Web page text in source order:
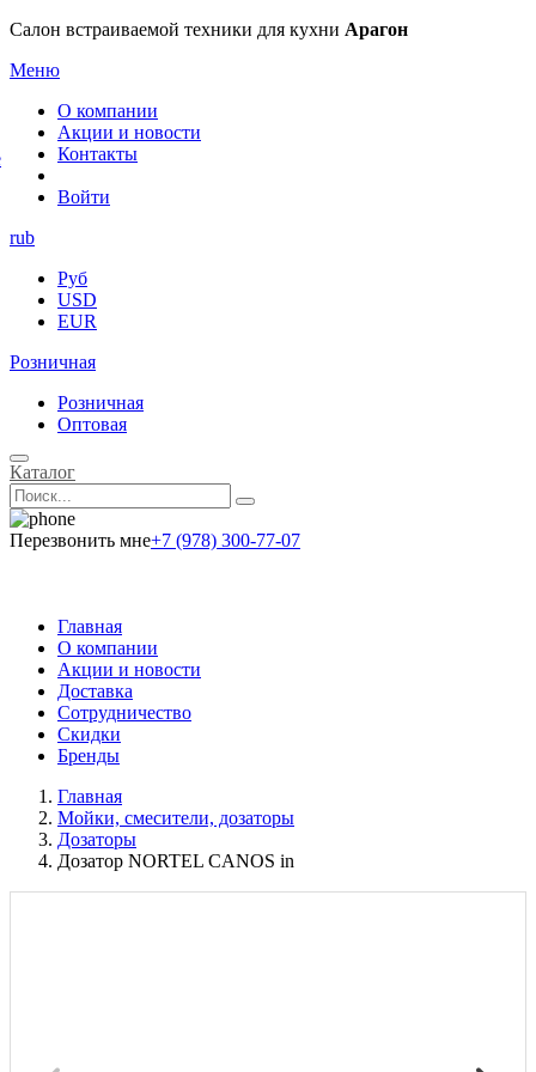
Салон встраиваемой техники для кухни Арагон
Меню
О компании
Акции и новости
Контакты
Войти
rub
Руб
USD
EUR
Розничная
Розничная
Оптовая
Каталог
Перезвонить мне+7 (978) 300-77-07
Главная
О компании
Акции и новости
Доставка
Сотрудничество
Скидки
Бренды
Главная
Мойки, смесители, дозаторы
Дозаторы
Дозатор NORTEL CANOS in